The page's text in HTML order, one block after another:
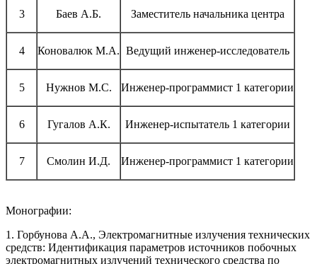
3 Баев А.Б. Заместитель начальника центра
4 Коновалюк М.А. Ведущий инженер-исследователь
5 Нужнов М.С. Инженер-программист 1 категории
6 Гугалов А.К. Инженер-испытатель 1 категории
7 Смолин И.Д. Инженер-программист 1 категории
Монографии:
1. Горбунова А.А., Электромагнитные излучения технических
средств: Идентификация параметров источников побочных
электромагнитных излучений технического средства по